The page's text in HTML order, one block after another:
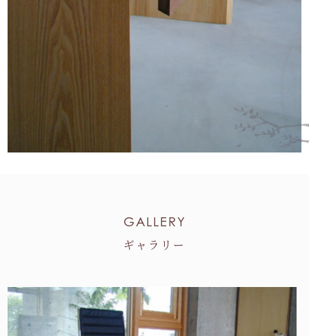
GALLERY
ギャラリー